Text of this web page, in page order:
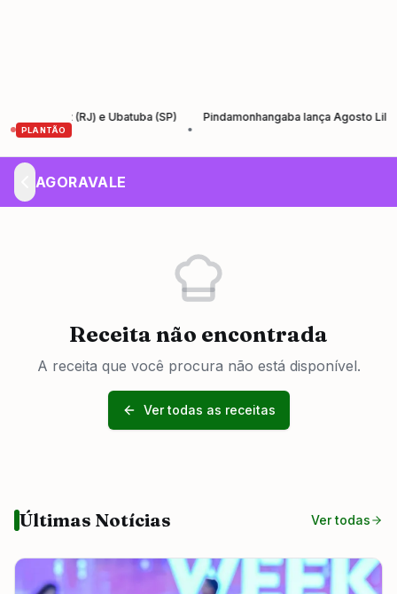
PLANTÃO
Cruz (RJ) e Ubatuba (SP)
Pindamonhangaba lança Agosto Lilás
AGORAVALE
Receita não encontrada
A receita que você procura não está disponível.
Ver todas as receitas
Últimas Notícias Ver todas